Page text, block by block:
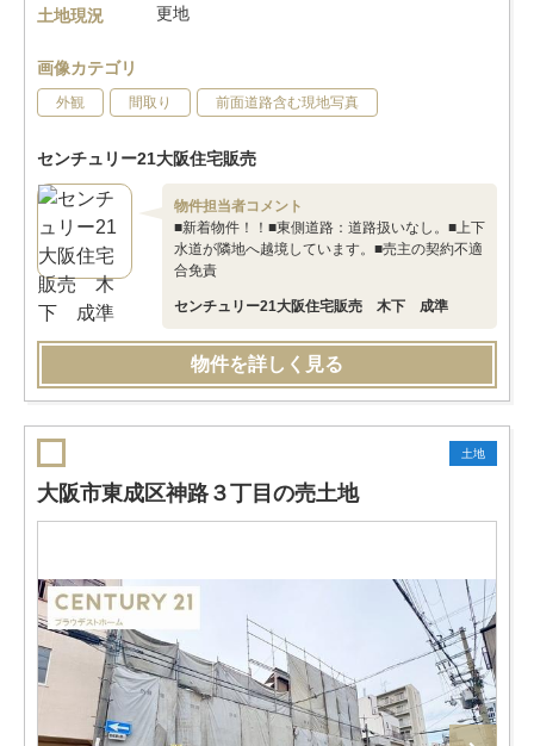
土地現況
更地
画像カテゴリ
外観 間取り 前面道路含む現地写真
センチュリー21大阪住宅販売
物件担当者コメント
■新着物件！！■東側道路：道路扱いなし。■上下
水道が隣地へ越境しています。■売主の契約不適
合免責
センチュリー21大阪住宅販売 木下 成準
物件を詳しく見る
土地
大阪市東成区神路３丁目の売土地